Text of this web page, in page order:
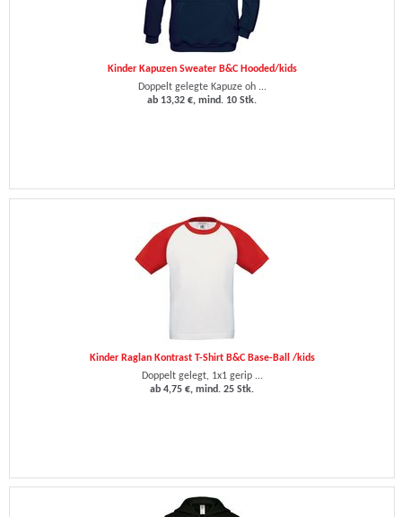
Kinder Kapuzen Sweater B&C Hooded/kids
Doppelt gelegte Kapuze oh ...
ab 13,32 €, mind. 10 Stk.
Kinder Raglan Kontrast T-Shirt B&C Base-Ball /kids
Doppelt gelegt, 1x1 gerip ...
ab 4,75 €, mind. 25 Stk.